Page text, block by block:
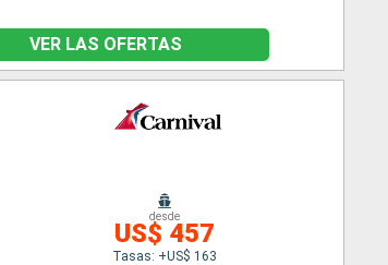
VER LAS OFERTAS
desde
US$ 457
Tasas: +US$ 163